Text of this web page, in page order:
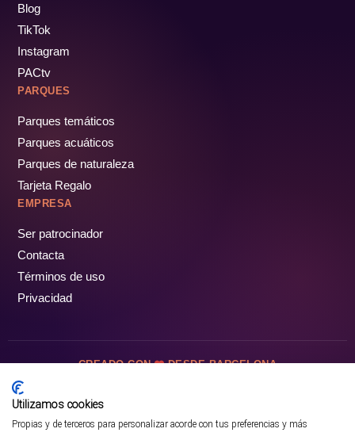
Blog
TikTok
Instagram
PACtv
PARQUES
Parques temáticos
Parques acuáticos
Parques de naturaleza
Tarjeta Regalo
EMPRESA
Ser patrocinador
Contacta
Términos de uso
Privacidad
CREADO CON DESDE BARCELONA
Utilizamos cookies
Propias y de terceros para personalizar acorde con tus preferencias y más